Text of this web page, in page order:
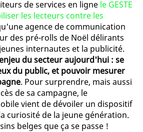
de services en ligne le GESTE
les lecteurs contre les
agence de communication
des pré-rolls de Noël délirants
internautes et la publicité.
du secteur aujourd'hui : se
du public, et pouvoir mesurer
. Pour surprendre, mais aussi
de sa campagne, le
vient de dévoiler un dispositif
curiosité de la jeune génération.
belges que ça se passe !